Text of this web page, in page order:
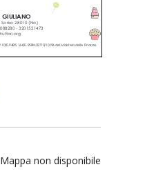
Mappa non disponibile